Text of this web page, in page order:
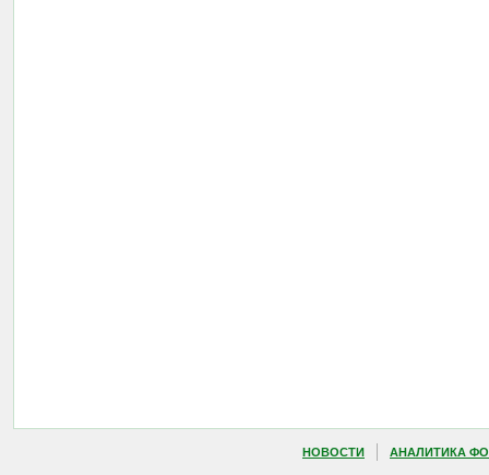
НОВОСТИ АНАЛИТИКА